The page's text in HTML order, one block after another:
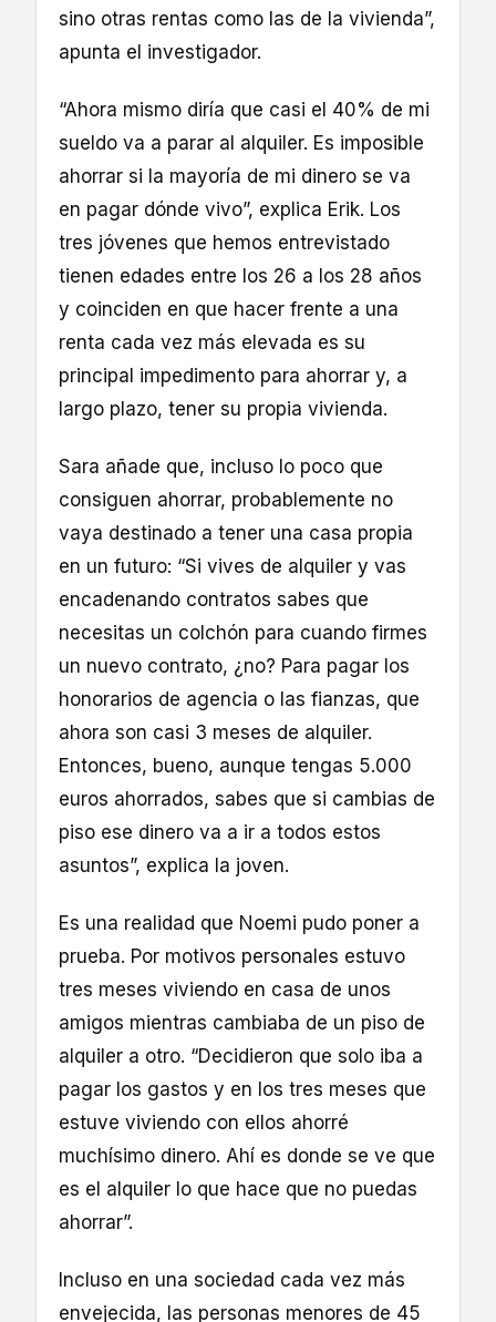
sino otras rentas como las de la vivienda”,
apunta el investigador.
“Ahora mismo diría que casi el 40% de mi
sueldo va a parar al alquiler. Es imposible
ahorrar si la mayoría de mi dinero se va
en pagar dónde vivo”, explica Erik. Los
tres jóvenes que hemos entrevistado
tienen edades entre los 26 a los 28 años
y coinciden en que hacer frente a una
renta cada vez más elevada es su
principal impedimento para ahorrar y, a
largo plazo, tener su propia vivienda.
Sara añade que, incluso lo poco que
consiguen ahorrar, probablemente no
vaya destinado a tener una casa propia
en un futuro: “Si vives de alquiler y vas
encadenando contratos sabes que
necesitas un colchón para cuando firmes
un nuevo contrato, ¿no? Para pagar los
honorarios de agencia o las fianzas, que
ahora son casi 3 meses de alquiler.
Entonces, bueno, aunque tengas 5.000
euros ahorrados, sabes que si cambias de
piso ese dinero va a ir a todos estos
asuntos”, explica la joven.
Es una realidad que Noemi pudo poner a
prueba. Por motivos personales estuvo
tres meses viviendo en casa de unos
amigos mientras cambiaba de un piso de
alquiler a otro. “Decidieron que solo iba a
pagar los gastos y en los tres meses que
estuve viviendo con ellos ahorré
muchísimo dinero. Ahí es donde se ve que
es el alquiler lo que hace que no puedas
ahorrar”.
Incluso en una sociedad cada vez más
envejecida, las personas menores de 45